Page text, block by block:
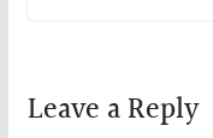
Leave a Reply